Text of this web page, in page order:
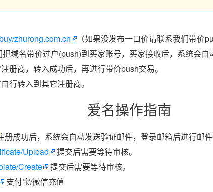
zhurong.com.cn
（如果没发布一口价请联系我们带价
域名带价过户(push)到买家账号，买家接收后，系统会自
册商，转入成功后，再进行带价push交易。
行转入到其它注册商。
爱名操作指南
册成功后，系统会自动发送验证邮件，登录邮箱后进行邮件
Upload
提交后需要等待审核。
Create
提交后需要等待审核。
支付宝/微信充值